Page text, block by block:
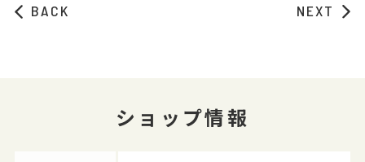
BACK NEXT
ショップ情報